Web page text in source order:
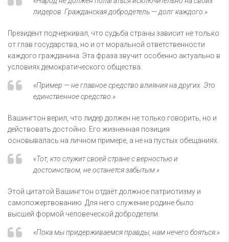
лидеров. Гражданская добродетель — долг каждого.»
Президент подчеркивал, что судьба страны зависит не только
от глав государства, но и от моральной ответственности
каждого гражданина. Эта фраза звучит особенно актуально в
условиях демократического общества.
«Пример — не главное средство влияния на других. Это
единственное средство.»
Вашингтон верил, что лидер должен не только говорить, но и
действовать достойно. Его жизненная позиция
основывалась на личном примере, а не на пустых обещаниях.
«Тот, кто служит своей стране с верностью и
достоинством, не останется забытым.»
Этой цитатой Вашингтон отдаёт должное патриотизму и
самопожертвованию. Для него служение родине было
высшей формой человеческой добродетели.
«Пока мы придерживаемся правды, нам нечего бояться.»